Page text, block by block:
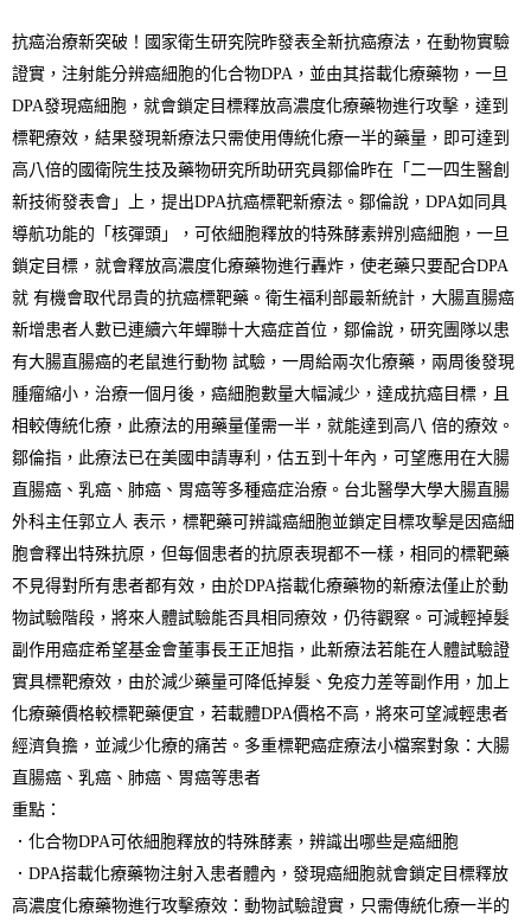
抗癌治療新突破！國家衛生研究院昨發表全新抗癌療法，在動物實驗
證實，注射能分辨癌細 胞的化合物DPA ，並由其搭載化療藥物，一旦
DPA發現癌細胞，就會鎖定目標釋放高濃度化療藥物進行攻擊，達到
標靶療效，結果發現新療法只需使用傳統化療一半的藥量，即可達到
高八倍的國衛院生技及藥物研究所助研究員鄒倫昨在「二一四生醫創
新技術發表會」上，提出DPA抗癌標靶新療法。鄒倫說， DPA如同具
導航功能的「核彈頭」，可依細胞釋放的特殊酵素辨別癌細胞，一旦
鎖定目標，就會釋放高濃度化療藥物進行轟炸，使老藥只要配合DPA
就 有機會取代昂貴的抗癌標靶藥。衛生福利部最新統計，大腸直腸癌
新增患者人數已連續六年蟬聯十大癌症首位，鄒倫說，研究團隊以患
有大腸直腸癌的老鼠進行動物 試驗，一周給兩次化療藥，兩周後發現
腫瘤縮小，治療一個月後，癌細胞數量大幅減少，達成抗癌目標，且
相較傳統化療，此療法的用藥量僅需一半，就能達到高八 倍的療效。
鄒倫指，此療法已在美國申請專利，估五到十年內，可望應用在大腸
直腸癌、乳癌、肺癌、胃癌等多種癌症治療。台北醫學大學大腸直腸
外科主任郭立人 表示，標靶藥可辨識癌細胞並鎖定目標攻擊是因癌細
胞會釋出特殊抗原，但每個患者的抗原表現都不一樣，相同的標靶藥
不見得對所有患者都有效，由於DPA搭載化療藥物的新療法僅止於動
物試驗階段，將來人體試驗能否具相同療效，仍待觀察。 可減輕掉髮
副作用癌症希望基金會董事長王正旭指，此新療法若能在人體試驗證
實具標靶療效，由於減少藥量可降低掉髮、免疫力差等副作用， 加 上
化療藥價格較標靶藥便宜 ，若載體DPA價格不高，將來可望減輕患者
經濟負擔 ，並減少化療的痛苦 。 多重標靶癌症療法小檔案對象： 大腸
直腸癌、乳癌、肺癌、胃癌等患者
重點：
． 化合物DPA可依細胞釋放的特殊酵素，辨識出哪些是癌細胞
． DPA搭載化療藥物注射入 患者體內，發現癌細胞就會鎖定目標釋放
高濃度化療藥物進行攻擊療效 ： 動物試驗證實，只需傳統化療一半的